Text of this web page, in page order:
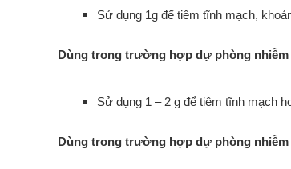
Sử dụng 1g để tiêm tĩnh mạch,
Dùng trong trường hợp dự phòng
Sử dụng 1 – 2 g để tiêm tĩnh mạch
Dùng trong trường hợp dự phòng